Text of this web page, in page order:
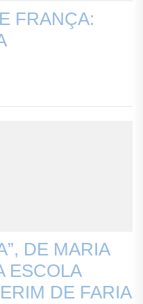
FRANÇA:
DE MARIA
ESCOLA
DE FARIA